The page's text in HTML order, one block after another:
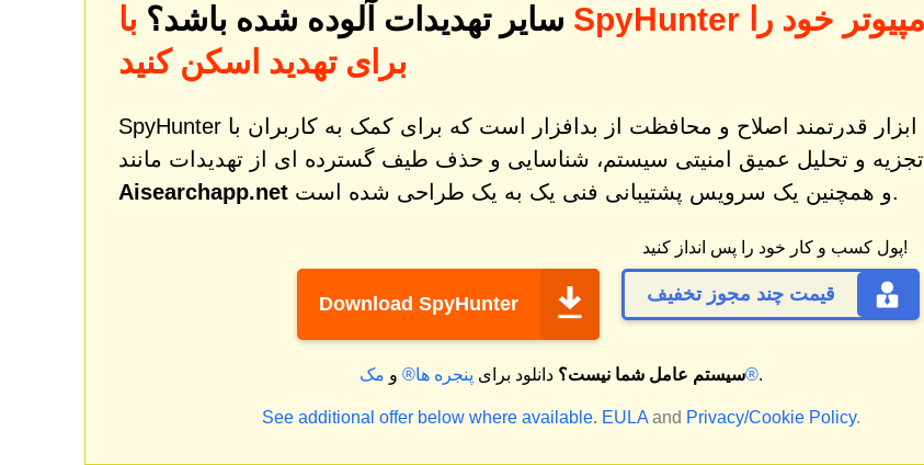
سایر تهدیدات آلوده شده باشد؟ با SpyHunter کامپیوتر خود را
برای تهدید اسکن کنید
SpyHunter یک ابزار قدرتمند اصلاح و محافظت از بدافزار است که برای کمک به کاربران با
تجزیه و تحلیل عمیق امنیتی سیستم، شناسایی و حذف طیف گسترده ای از تهدیدات مانند
Aisearchapp.net
و همچنین یک سرویس پشتیبانی فنی یک به یک طراحی شده است.
Download SpyHunter
پول کسب و کار خود را پس انداز کنید!
قیمت چند مجوز تخفیف
سیستم عامل شما نیست؟ دانلود برای پنجره ها® و مک®.
See additional offer below where available. EULA and Privacy/Cookie Policy.